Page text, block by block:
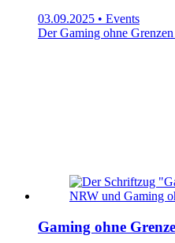
03.09.2025 • Events
Der Gaming ohne
Gaming ohne